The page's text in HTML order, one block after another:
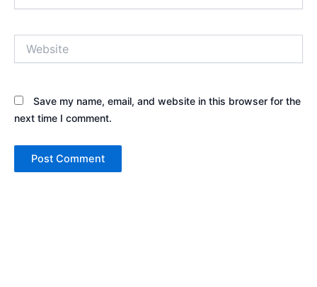
Save my name, email, and website in this browser for the
next time I comment.